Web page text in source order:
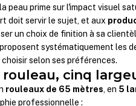
peau prime sur l'impact visuel
doit servir le sujet, et aux
un choix de finition à sa
systématiquement les
selon ses préférences.
cinq
rouleaux de 65 mètres, en 5
professionnelle :